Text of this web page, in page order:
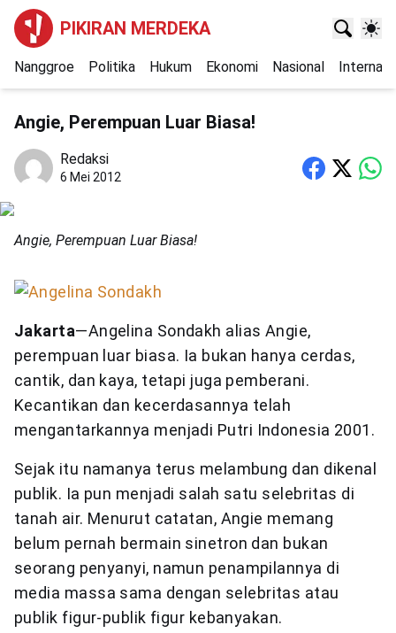
PIKIRAN MERDEKA
Nanggroe Politika Hukum Ekonomi Nasional
Angie, Perempuan Luar Biasa!
Redaksi
6 Mei 2012
Angie, Perempuan Luar Biasa!
Jakarta—Angelina Sondakh alias Angie,
perempuan luar biasa. Ia bukan hanya cerdas,
cantik, dan kaya, tetapi juga pemberani.
Kecantikan dan kecerdasannya telah
mengantarkannya menjadi Putri Indonesia 2001.
Sejak itu namanya terus melambung dan dikenal
publik. Ia pun menjadi salah satu selebritas di
tanah air. Menurut catatan, Angie memang
belum pernah bermain sinetron dan bukan
seorang penyanyi, namun penampilannya di
media massa sama dengan selebritas atau
publik figur-publik figur kebanyakan.